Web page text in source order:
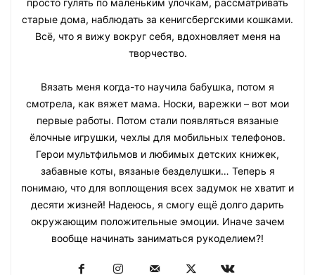
просто гулять по маленьким улочкам, рассматривать
старые дома, наблюдать за кенигсбергскими кошками.
Всё, что я вижу вокруг себя, вдохновляет меня на
творчество.
Вязать меня когда-то научила бабушка, потом я
смотрела, как вяжет мама. Носки, варежки – вот мои
первые работы. Потом стали появляться вязаные
ёлочные игрушки, чехлы для мобильных телефонов.
Герои мультфильмов и любимых детских книжек,
забавные коты, вязаные безделушки… Теперь я
понимаю, что для воплощения всех задумок не хватит и
десяти жизней! Надеюсь, я смогу ещё долго дарить
окружающим положительные эмоции. Иначе зачем
вообще начинать заниматься рукоделием?!